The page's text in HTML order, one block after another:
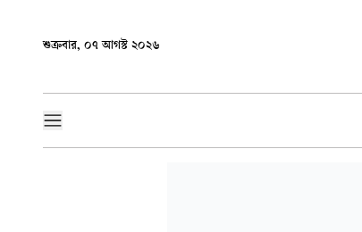
শুক্রবার, ০৭ আগস্ট ২০২৬